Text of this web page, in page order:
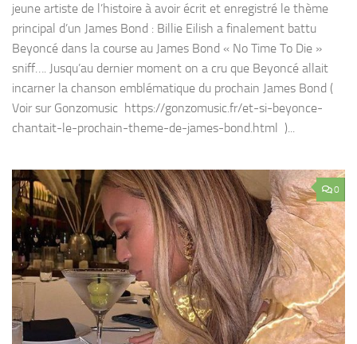
jeune artiste de l’histoire à avoir écrit et enregistré le thème
principal d’un James Bond : Billie Eilish a finalement battu
Beyoncé dans la course au James Bond « No Time To Die »
sniff…. Jusqu’au dernier moment on a cru que Beyoncé allait
incarner la chanson emblématique du prochain James Bond (
Voir sur Gonzomusic https://gonzomusic.fr/et-si-beyonce-
chantait-le-prochain-theme-de-james-bond.html )...
0